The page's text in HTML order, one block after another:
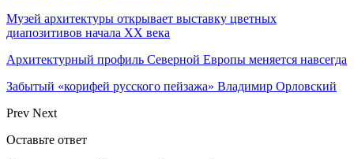
Музей архитектуры открывает выставку цветных
диапозитивов начала ХХ века
Архитектурный профиль Северной Европы меняется навсегда
Забытый «корифей русского пейзажа» Владимир Орловский
Prev Next
Оставьте ответ